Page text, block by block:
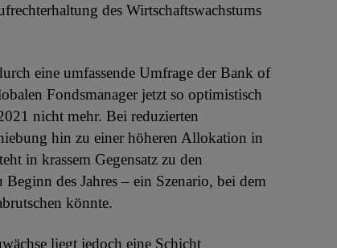
des Wirtschaftswachstums
eine umfassende Umfrage der Bank of
Fondsmanager jetzt so optimistisch
nicht mehr. Bei reduzierten
hin zu einer höheren Allokation in
in krassem Gegensatz zu den
des Jahres – ein Szenario, bei dem
könnte.
liegt jedoch eine Schicht